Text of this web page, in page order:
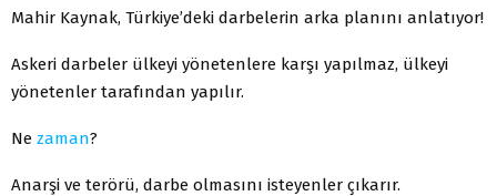
Mahir Kaynak, Türkiye’deki darbelerin arka planını anlatıyor!
Askeri darbeler ülkeyi yönetenlere karşı yapılmaz, ülkeyi
yönetenler tarafından yapılır.
Ne zaman?
Anarşi ve terörü, darbe olmasını isteyenler çıkarır.